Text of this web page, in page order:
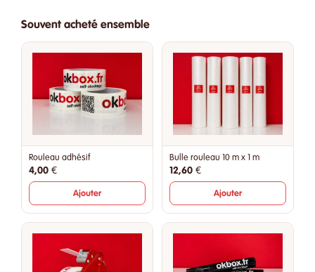
Souvent acheté ensemble
Rouleau adhésif
4,00 €
Ajouter
Bulle rouleau 10 m x 1 m
12,60 €
Ajouter